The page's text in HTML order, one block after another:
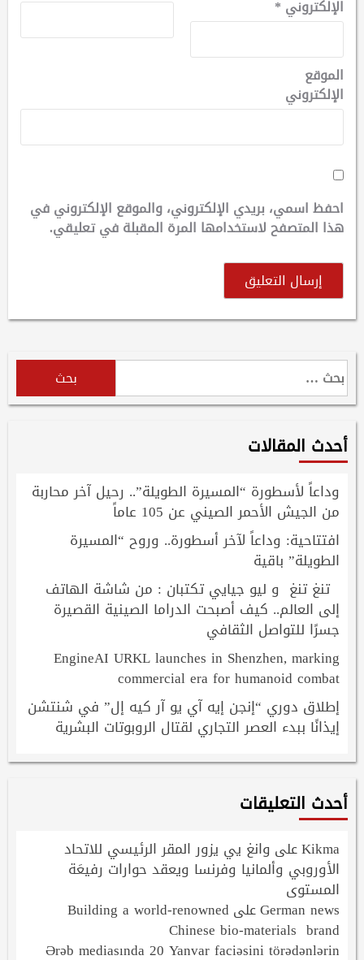
الإلكتروني *
الموقع
الإلكتروني
احفظ اسمي، بريدي الإلكتروني، والموقع الإلكتروني في
هذا المتصفح لاستخدامها المرة المقبلة في تعليقي.
البحث
عن:
أحدث المقالات
وداعاً لأسطورة “المسيرة الطويلة”.. رحيل آخر محاربة
من الجيش الأحمر الصيني عن 105 عاماً
افتتاحية: وداعاً لآخر أسطورة.. وروح “المسيرة
الطويلة” باقية
تنغ تنغ و ليو جيايي تكتبان : من شاشة الهاتف
إلى العالم.. كيف أصبحت الدراما الصينية القصيرة
جسرًا للتواصل الثقافي
EngineAI URKL launches in Shenzhen, marking
commercial era for humanoid combat
إطلاق دوري “إنجن إيه آي يو آر كيه إل” في شنتشن
إيذانًا ببدء العصر التجاري لقتال الروبوتات البشرية
أحدث التعليقات
Kikmaعلى وانغ يي يزور المقر الرئيسي للاتحاد
الأوروبي وألمانيا وفرنسا ويعقد حوارات رفيعَة
المستوى
German newsعلى Building a world-renowned
Chinese bio-materials brand
Ərəb mediasında 20 Yanvar faciəsini törədənlərin